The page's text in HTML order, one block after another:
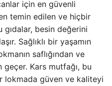
için en güvenli
temin edilen ve hiçbir
gıdalar, besin değerini
Sağlıklı bir yaşamın
saflığından ve
geçer. Kars mutfağı, bu
lokmada güven ve kaliteyi